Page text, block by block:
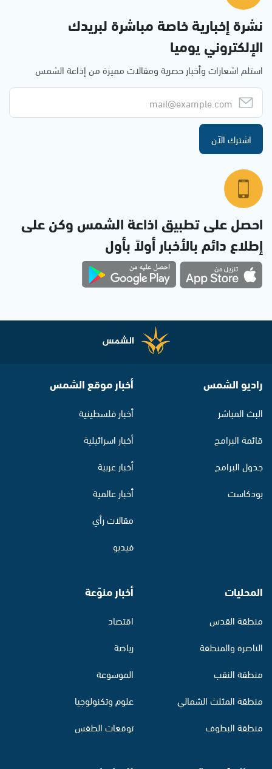
نشرة إخبارية خاصة مباشرة لبريدك
الإلكتروني يوميا
استلم اشعارات وأخبار حصرية ومقالات مميزة من إذاعة الشمس
اشترك الآن
احصل على تطبيق اذاعة الشمس وكن على
إطلاع دائم بالأخبار أولاً بأول
راديو الشمس
البث المباشر
قائمة البرامج
جدول البرامج
بودكاست
أخبار موقع الشمس
أخبار فلسطينية
أخبار اسرائيلية
أخبار عربية
أخبار عالمية
مقالات رأي
فيديو
المحليات
منطقة القدس
الناصرة والمنطقة
منطقة النقب
منطقة المثلث الشمالي
منطقة البطوف
أخبار منوّعة
اقتصاد
رياضة
الموسوعة
علوم وتكنولوجيا
توقعات الطقس